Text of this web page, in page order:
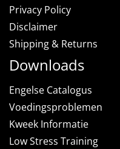
Privacy Policy
Disclaimer
Shipping & Returns
Downloads
Engelse Catalogus
Voedingsproblemen
Kweek Informatie
Low Stress Training